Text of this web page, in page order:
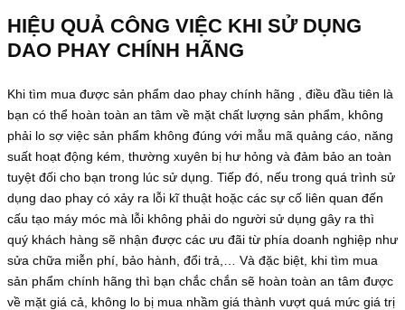
HIỆU QUẢ CÔNG VIỆC KHI SỬ DỤNG
DAO PHAY CHÍNH HÃNG
Khi tìm mua được sản phẩm dao phay chính hãng , điều đầu tiên là
bạn có thể hoàn toàn an tâm về mặt chất lượng sản phẩm, không
phải lo sợ việc sản phẩm không đúng với mẫu mã quảng cáo, năng
suất hoạt động kém, thường xuyên bị hư hỏng và đảm bảo an toàn
tuyệt đối cho bạn trong lúc sử dụng. Tiếp đó, nếu trong quá trình sử
dụng dao phay có xảy ra lỗi kĩ thuật hoặc các sự cố liên quan đến
cấu tạo máy móc mà lỗi không phải do người sử dụng gây ra thì
quý khách hàng sẽ nhận được các ưu đãi từ phía doanh nghiệp như
sửa chữa miễn phí, bảo hành, đổi trả,… Và đặc biệt, khi tìm mua
sản phẩm chính hãng thì bạn chắc chắn sẽ hoàn toàn an tâm được
về mặt giá cả, không lo bị mua nhầm giá thành vượt quá mức giá trị